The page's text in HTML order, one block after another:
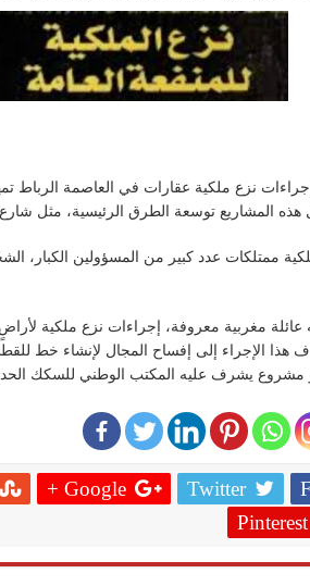
نزع ملكية عقارات في العاصمة الرباط
ممتلكات عدد كبير من المسؤولين الكبار،
هذا الإجراء إلى إفساح المجال لإنشاء خط
مشروع يشرف عليه المكتب الوطني للسكك
Twitter
Google +
Pinterest